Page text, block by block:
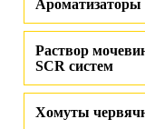
Ароматизаторы
Раствор
SCR систем
Хомуты